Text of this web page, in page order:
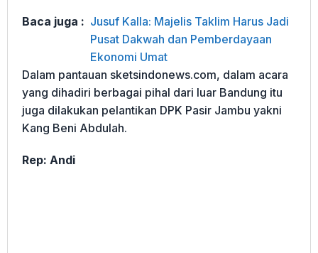
Baca juga : Jusuf Kalla: Majelis Taklim Harus Jadi
Pusat Dakwah dan Pemberdayaan
Ekonomi Umat
Dalam pantauan sketsindonews.com, dalam acara
yang dihadiri berbagai pihal dari luar Bandung itu
juga dilakukan pelantikan DPK Pasir Jambu yakni
Kang Beni Abdulah.
Rep: Andi